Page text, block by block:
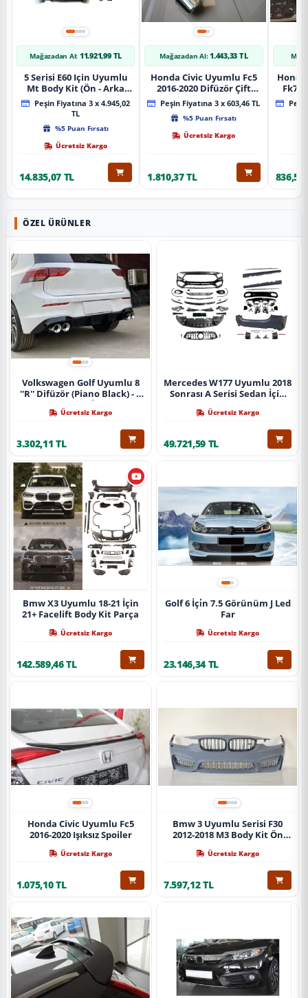
Mağazadan Al: 11.921,99 TL
5 Serisi E60 Için Uyumlu
Mt Body Kit (Ön - Arka
Tampon -Marspiyel )
Peşin Fiyatına 3 x 4.945,02
TL
%5 Puan Fırsatı
Ücretsiz Kargo
14.835,07 TL
Mağazadan Al: 1.443,33 TL
Honda Civic Uyumlu Fc5
2016-2020 Difüzör Çift
Çıkış İçin Egzoz Seti
Peşin Fiyatına 3 x 603,46 TL
%5 Puan Fırsatı
Ücretsiz Kargo
1.810,37 TL
Fk7
836,51
ÖZEL ÜRÜNLER
Volkswagen Golf Uyumlu 8
''R'' Difüzör (Piano Black) - 4
Paket İçin)
Ücretsiz Kargo
3.302,11 TL
Mercedes W177 Uyumlu 2018
Sonrası A Serisi Sedan İçin
Tamponlu Set)
Ücretsiz Kargo
49.721,59 TL
Bmw X3 Uyumlu 18-21 İçin
21+ Facelift Body Kit Parça
Ücretsiz Kargo
142.589,46 TL
Golf 6 İçi̇n 7.5 Görünüm J Led
Far
Ücretsiz Kargo
23.146,34 TL
Honda Civic Uyumlu Fc5
2016-2020 Işıksız Spoiler
Ücretsiz Kargo
1.075,10 TL
Bmw 3 Uyumlu Serisi F30
2012-2018 M3 Body Kit Ön
Ücretsiz Kargo
7.597,12 TL